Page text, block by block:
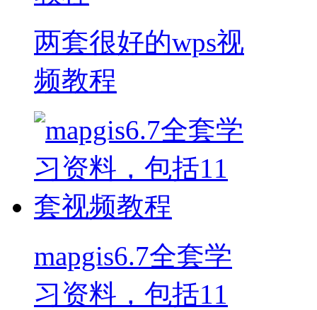
两套很好的wps视
频教程
mapgis6.7全套学
习资料，包括11